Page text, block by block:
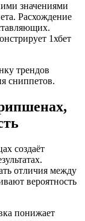
значениями
Расхождение
1хбет
трендов
сниппетов.
создаёт
отличия между
вероятность
понижает